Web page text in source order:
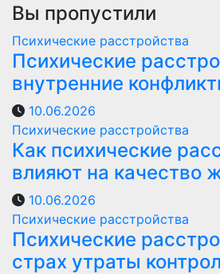
Вы пропустили
Психические расстройства
Психические
внутренние
10.06.2026
Психические расстройства
Как психические
влияют на качество
10.06.2026
Психические расстройства
Психические
страх утраты